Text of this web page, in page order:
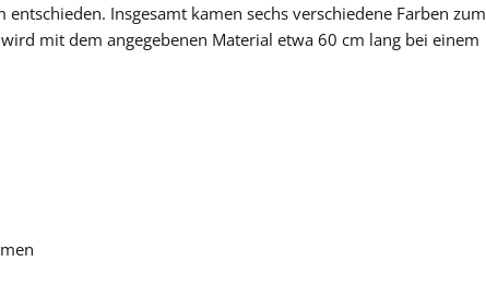
Insgesamt kamen sechs verschiedene Farben zum
wird mit dem angegebenen Material etwa 60 cm lang bei einem